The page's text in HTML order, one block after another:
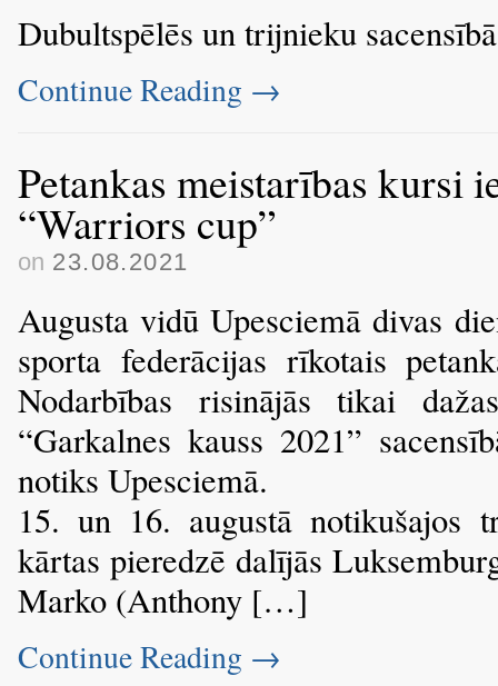
Dubultspēlēs un trijnieku
Continue Reading →
Petankas meistarības kursi
“Warriors cup”
on 23.08.2021
Augusta vidū Upesciemā divas
sporta federācijas rīkotais
Nodarbības risinājās tikai
“Garkalnes kauss 2021”
notiks Upesciemā.
15. un 16. augustā notikušajos
kārtas pieredzē dalījās
Marko (Anthony […]
Continue Reading →